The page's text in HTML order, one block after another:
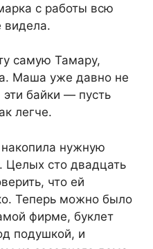
с работы всю
видела.
самую Тамару,
Маша уже давно не
байки — пусть
легче.
нужную
Целых сто двадцать
что ей
Теперь можно было
фирме, буклет
подушкой, и